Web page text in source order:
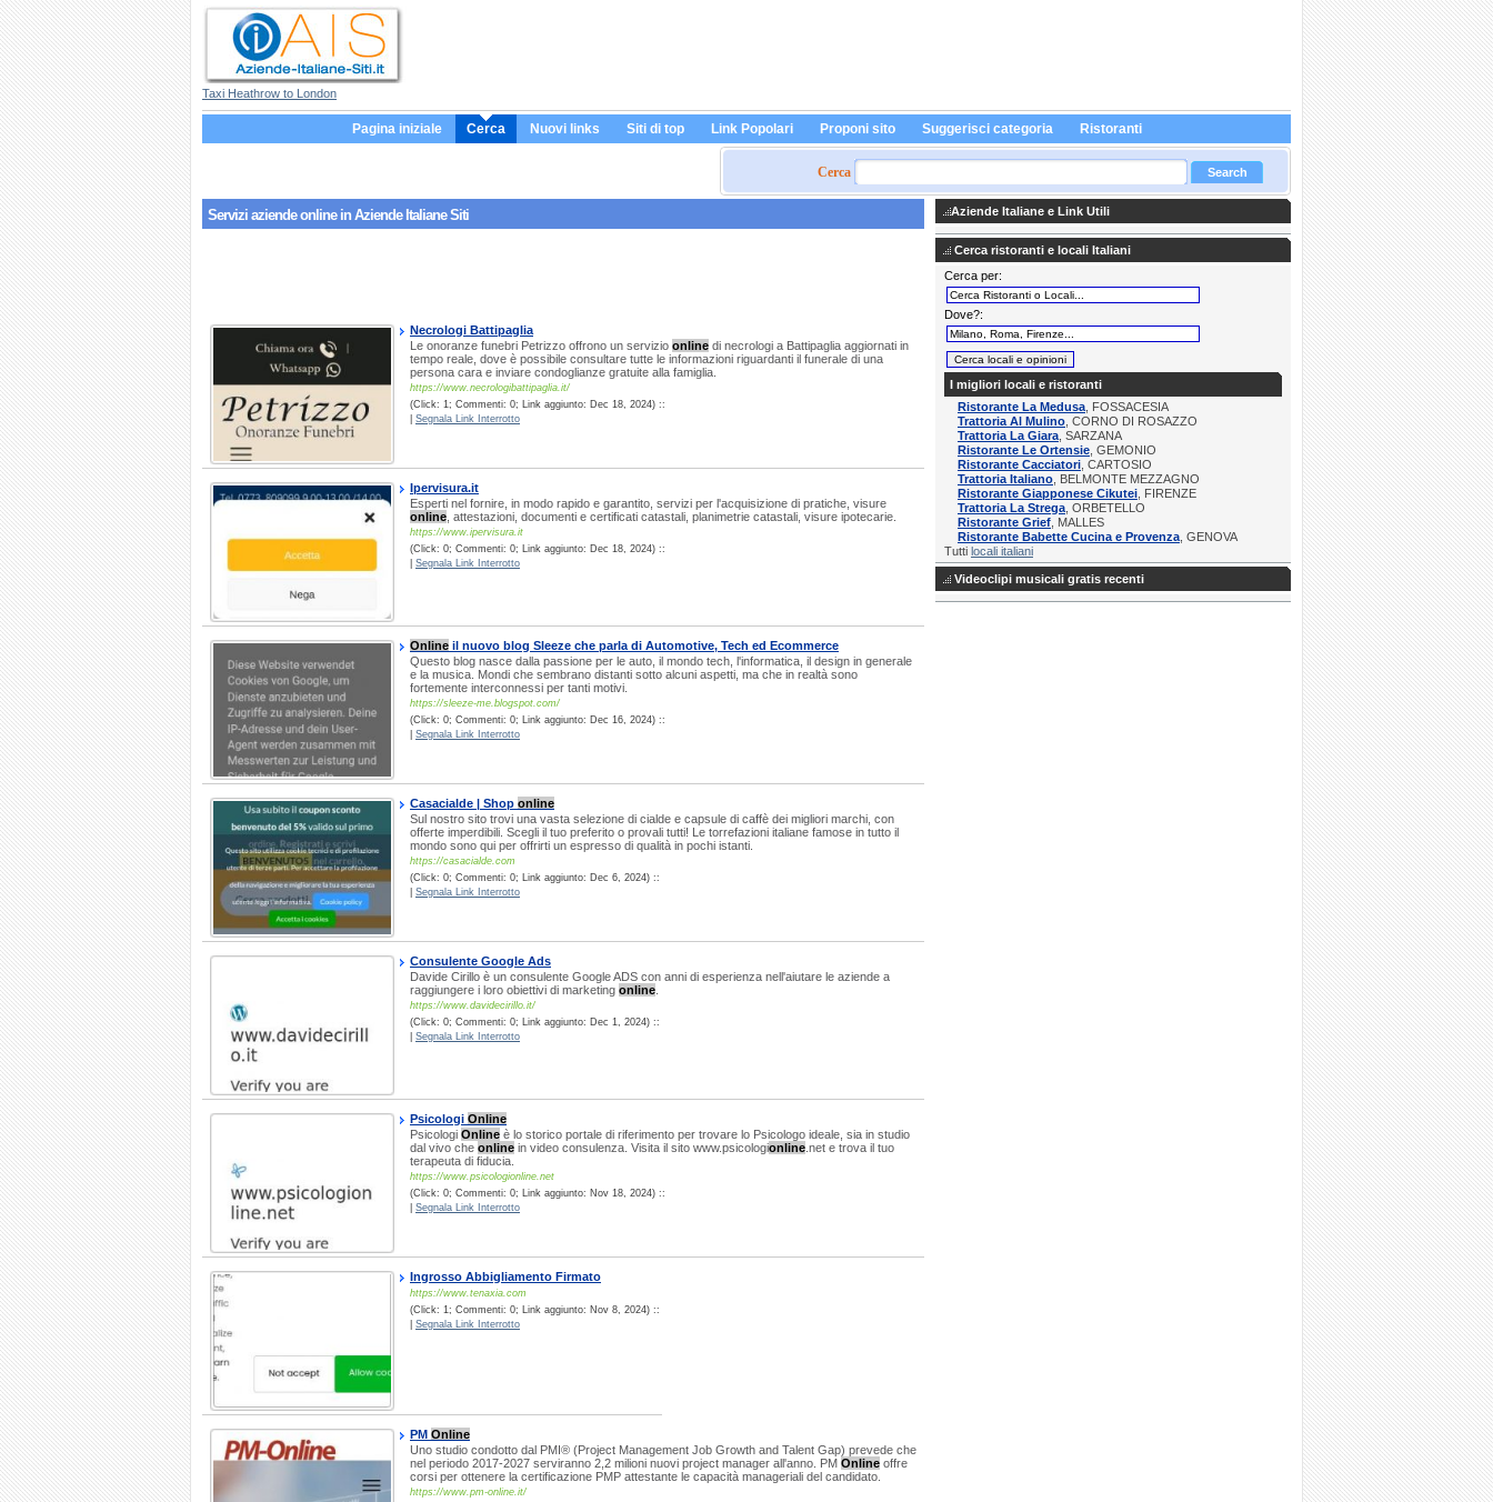
Taxi Heathrow to London
Pagina iniziale Cerca Nuovi links Siti di top Link Popolari Proponi sito Suggerisci categoria Ristoranti
Cerca
Servizi aziendeonlinein Aziende Italiane Siti
Necrologi Battipaglia
Le onoranze funebri Petrizzo offrono un servizio online di necrologi a Battipaglia aggiornati in
tempo reale, dove è possibile consultare tutte le informazioni riguardanti il funerale di una
persona cara e inviare condoglianze gratuite alla famiglia.
https://www.necrologibattipaglia.it/
(Click: 1; Commenti: 0; Link aggiunto: Dec 18, 2024) ::
Segnala Link Interrotto
Ipervisura.it
Esperti nel fornire, in modo rapido e garantito, servizi per l'acquisizione di pratiche, visure
online , attestazioni, documenti e certificati catastali, planimetrie catastali, visure ipotecarie.
https://www.ipervisura.it
(Click: 0; Commenti: 0; Link aggiunto: Dec 18, 2024) ::
Segnala Link Interrotto
Online il nuovo blog Sleeze che parla di Automotive, Tech ed Ecommerce
Questo blog nasce dalla passione per le auto, il mondo tech, l'informatica, il design in generale
e la musica. Mondi che sembrano distanti sotto alcuni aspetti, ma che in realtà sono
fortemente interconnessi per tanti motivi.
https://sleeze-me.blogspot.com/
(Click: 0; Commenti: 0; Link aggiunto: Dec 16, 2024) ::
Segnala Link Interrotto
Casacialde | Shop online
Sul nostro sito trovi una vasta selezione di cialde e capsule di caffè dei migliori marchi, con
offerte imperdibili. Scegli il tuo preferito o provali tutti! Le torrefazioni italiane famose in tutto il
mondo sono qui per offrirti un espresso di qualità in pochi istanti.
https://casacialde.com
(Click: 0; Commenti: 0; Link aggiunto: Dec 6, 2024) ::
Segnala Link Interrotto
Consulente Google Ads
Davide Cirillo è un consulente Google ADS con anni di esperienza nell'aiutare le aziende a
raggiungere i loro obiettivi di marketing online
https://www.davidecirillo.it/
(Click: 0; Commenti: 0; Link aggiunto: Dec 1, 2024) ::
Segnala Link Interrotto
Psicologi Online
Psicologi Online è lo storico portale di riferimento per trovare lo Psicologo ideale, sia in studio
dal vivo che online in video consulenza. Visita il sito www.psicologionline .net e trova il tuo
terapeuta di fiducia.
https://www.psicologionline.net
(Click: 0; Commenti: 0; Link aggiunto: Nov 18, 2024) ::
Segnala Link Interrotto
Ingrosso Abbigliamento Firmato
https://www.tenaxia.com
(Click: 1; Commenti: 0; Link aggiunto: Nov 8, 2024) ::
Segnala Link Interrotto
PM Online
Uno studio condotto dal PMI® (Project Management Job Growth and Talent Gap) prevede che
nel periodo 2017-2027 serviranno 2,2 milioni nuovi project manager all'anno. PM Online offre
corsi per ottenere la certificazione PMP attestante le capacità manageriali del candidato.
https://www.pm-online.it/
Aziende Italiane e Link Utili
Cerca ristoranti e locali Italiani
Cerca per:
Dove?:
I migliori locali e ristoranti
Ristorante La Medusa , FOSSACESIA
Trattoria Al Mulino , CORNO DI ROSAZZO
Trattoria La Giara , SARZANA
Ristorante Le Ortensie , GEMONIO
Ristorante Cacciatori , CARTOSIO
Trattoria Italiano , BELMONTE MEZZAGNO
Ristorante Giapponese Cikutei , FIRENZE
Trattoria La Strega , ORBETELLO
Ristorante Grief , MALLES
Ristorante Babette Cucina e Provenza , GENOVA
Tutti locali italiani
Videoclipi musicali gratis recenti